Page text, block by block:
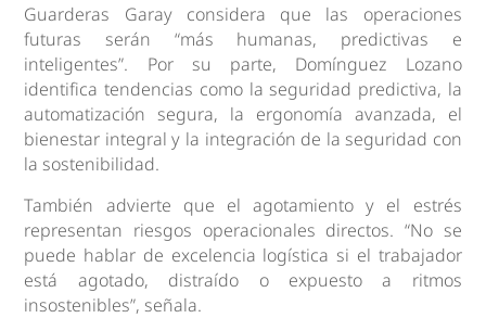
Guarderas Garay considera que las operaciones
futuras serán “más humanas, predictivas e
inteligentes”. Por su parte, Domínguez Lozano
identifica tendencias como la seguridad predictiva, la
automatización segura, la ergonomía avanzada, el
bienestar integral y la integración de la seguridad con
la sostenibilidad.
También advierte que el agotamiento y el estrés
representan riesgos operacionales directos. “No se
puede hablar de excelencia logística si el trabajador
está agotado, distraído o expuesto a ritmos
insostenibles”, señala.